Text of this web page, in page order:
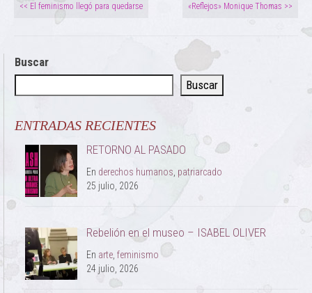
<< El feminismo llegó para quedarse «Reflejos» Monique Thomas >>
Buscar
Buscar
ENTRADAS RECIENTES
RETORNO AL PASADO
En derechos humanos patriarcado
25 julio, 2026
Rebelión en el museo – ISABEL OLIVER
En arte, feminismo
24 julio, 2026